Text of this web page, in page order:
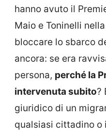
hanno avuto il
Maio e Toninelli
bloccare lo sbarco
ancora: se era
persona, perché la
intervenuta subito?
giuridico di un
qualsiasi cittadino o